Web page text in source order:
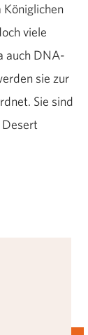
Königlichen
viele
auch DNA-
sie zur
Sie sind